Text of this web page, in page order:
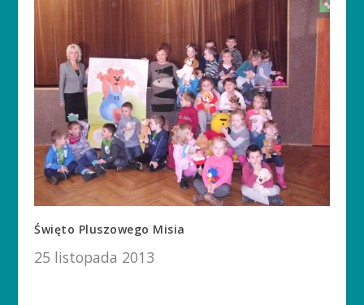
Święto Pluszowego Misia
25 listopada 2013